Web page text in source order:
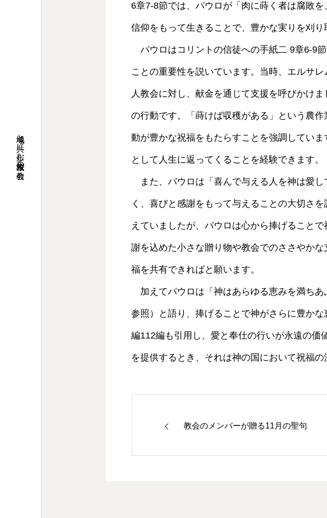
地域と共に歩む桜並木の教会
6章7-8節では、パウロが「肉に蒔く者は腐敗
信仰をもって生きることで、豊かな実りを刈り
パウロはコリントの信徒への手紙二 9章6-9
ことの重要性を説いています。当時、エルサ
人教会に対し、献金を通じて支援を呼びかけ
の行動です。「蒔けば収穫がある」という農
動が豊かな祝福をもたらすことを強調してい
として人生に返ってくることを経験できます。
また、パウロは「喜んで与える人を神は愛
く、喜びと感謝をもって与えることの大切さ
えていましたが、パウロは心から捧げること
謝を込めた小さな贈り物や教会でのささやか
福を共有できればと願います。
加えてパウロは「神はあらゆる恵みを満ち
参照）と語り、捧げることで神がさらに豊か
編112編も引用し、愛と奉仕の行いが永遠の価
を提供するとき、それは神の国において祝福
教会のメンバーが贈る11月の聖句